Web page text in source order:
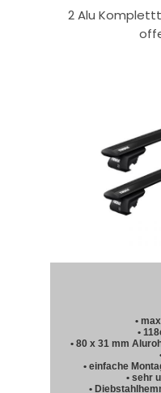
2 Alu
•
•
• 80 x 31 mm
• einfache
• sehr
•